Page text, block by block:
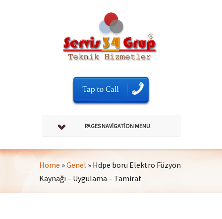
PAGES NAVIGATION MENU
Home »Genel » Hdpe boru Elektro Füzyon
Kaynağı – Uygulama – Tamirat